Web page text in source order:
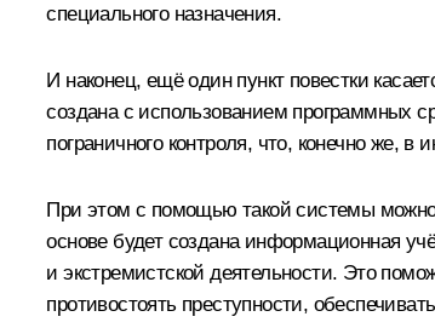
специального назначения.
И наконец, ещё один пункт повестки
создана с использованием программных
пограничного контроля, что, конечно же,
При этом с помощью такой системы можно
основе будет создана информационная
и экстремистской деятельности. Это
противостоять преступности,